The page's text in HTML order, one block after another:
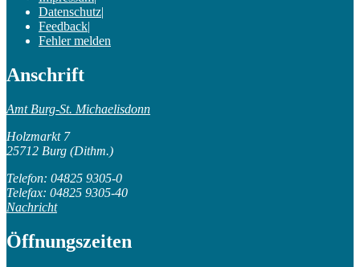
Datenschutz|
Feedback|
Fehler melden
Anschrift
Amt Burg-St. Michaelisdonn
Holzmarkt 7
25712 Burg (Dithm.)
Telefon: 04825 9305-0
Telefax: 04825 9305-40
Nachricht
Öffnungszeiten